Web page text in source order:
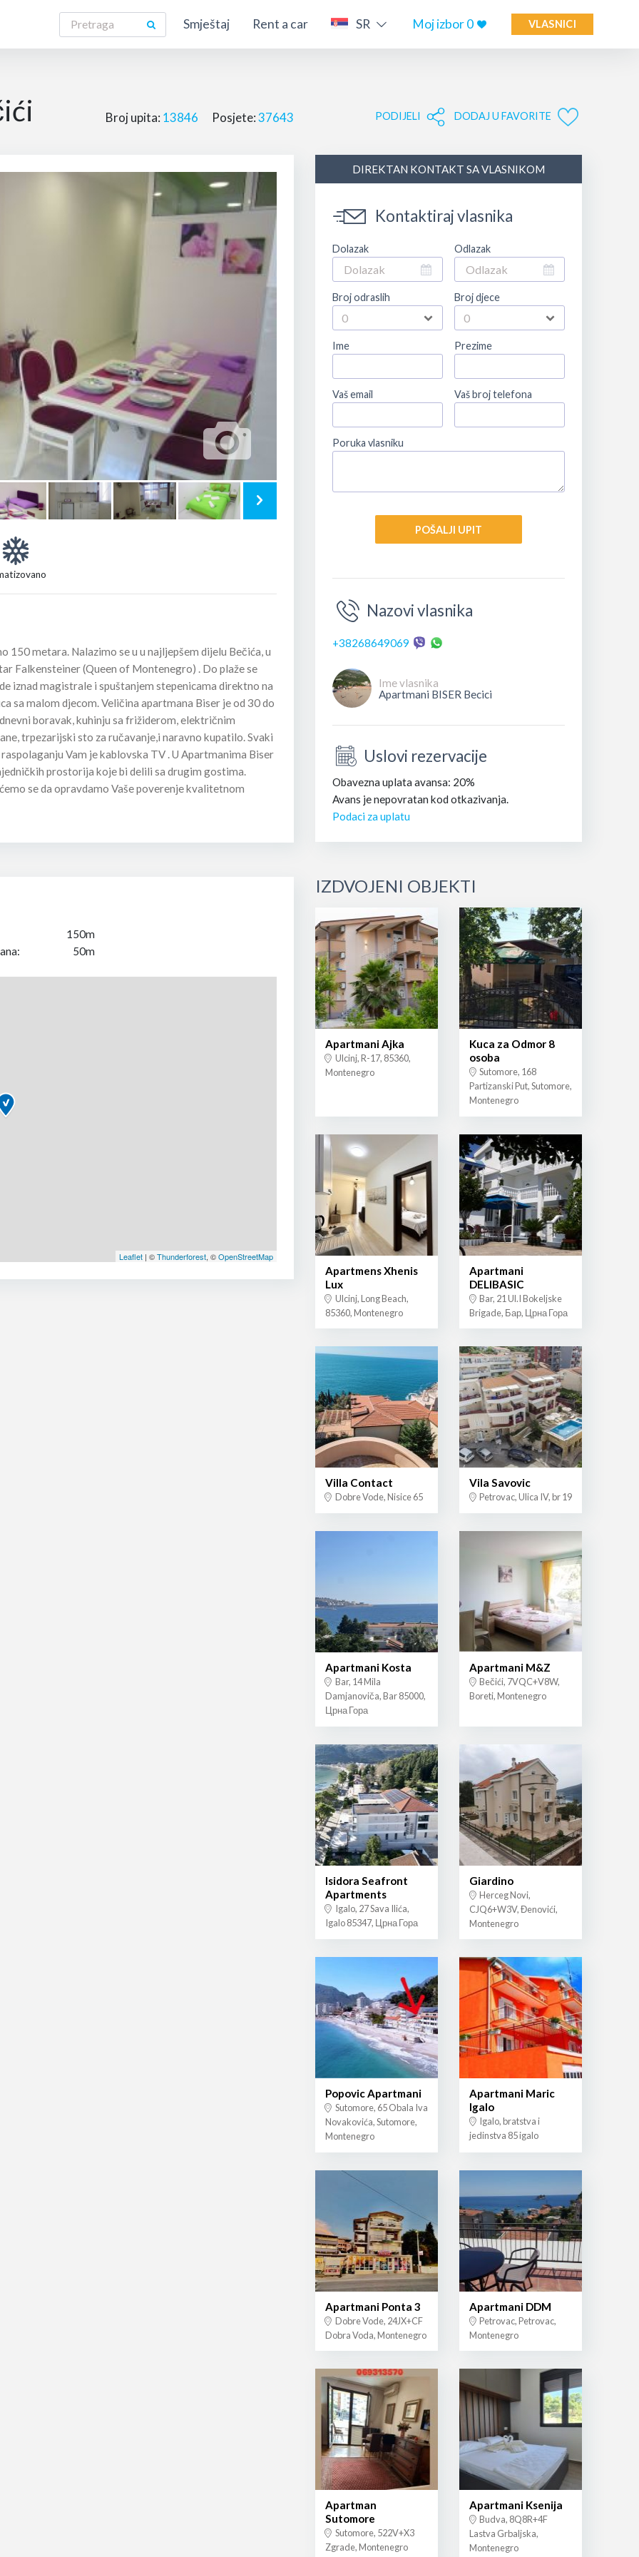
Smještaj Rent a car SR Moj izbor0 VLASNICI
Broj upita: 13846 Posjete:37643 PODIJELI DODAJ U FAVORITE
150 metara. Nalazimo se u u najljepšem dijelu Bečića, u
Falkensteiner (Queen of Montenegro) . Do plaže se
iznad magistrale i spuštanjem stepenicama direktno na
sa malom djecom. Veličina apartmana Biser je od 30 do
boravak, kuhinju sa frižiderom, električnim
trpezarijski sto za ručavanje,i naravno kupatilo. Svaki
Vam je kablovska TV . U Apartmanima Biser
prostorija koje bi delili sa drugim gostima.
se da opravdamo Vaše poverenje kvalitetnom
150m
50m
Leaflet| ©Thunderforest, ©OpenStreetMap
DIREKTAN KONTAKT SA VLASNIKOM
Kontaktiraj vlasnika
Dolazak Odlazak
Broj odraslih Broj djece
Ime Prezime
Vaš email Vaš broj telefona
Poruka vlasniku
POŠALJI UPIT
Nazovi vlasnika
+38268649069
Ime vlasnika
Apartmani BISER Becici
Uslovi rezervacije
Obavezna uplata avansa: 20%
Avans je nepovratan kod otkazivanja.
Podaci za uplatu
IZDVOJENI OBJEKTI
Apartmani Ajka
Ulcinj, R-17, 85360,
Montenegro
Kuca za Odmor 8
osoba
Sutomore, 168
Partizanski Put, Sutomore,
Montenegro
Apartmens Xhenis
Lux
Ulcinj, Long Beach,
85360, Montenegro
Apartmani
DELIBASIC
Bar, 21 Ul.I Bokeljske
Brigade, Бар, Црна Гора
Villa Contact
Dobre Vode, Nisice 65
Vila Savovic
Petrovac, Ulica IV, br 19
Apartmani Kosta
Bar, 14 Mila
Damjanoviča, Bar 85000,
Црна Гора
Apartmani M&Z
Bečići, 7VQC+V8W,
Boreti, Montenegro
Isidora Seafront
Apartments
Igalo, 27 Sava Ilića,
Igalo 85347, Црна Гора
Giardino
Herceg Novi,
CJQ6+W3V, Đenovići,
Montenegro
Popovic Apartmani
Sutomore, 65 Obala Iva
Novakovića, Sutomore,
Montenegro
Apartmani Maric
Igalo
Igalo, bratstva i
jedinstva 85 igalo
Apartmani Ponta 3
Dobre Vode, 24JX+CF
Dobra Voda, Montenegro
Apartmani DDM
Petrovac, Petrovac,
Montenegro
Apartman
Sutomore
Sutomore, 522V+X3
Zgrade, Montenegro
Apartmani Ksenija
Budva, 8Q8R+4F
Lastva Grbaljska,
Montenegro